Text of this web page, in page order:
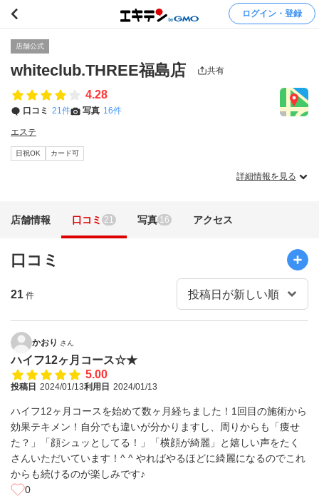
ログイン・登録
店舗公式
whiteclub.THREE福島店 共有
4.28
口コミ 21件 写真 16件
エステ
日祝OK カード可
詳細情報を見る
店舗情報 口コミ 21 写真 16 アクセス
口コミ
21 件
かおり さん
ハイフ12ヶ月コース☆★
5.00
投稿日 2024/01/13利用日 2024/01/13
ハイフ12ヶ月コースを始めて数ヶ月経ちました！1回目の施術から
効果テキメン！自分でも違いが分かりますし、周りからも「痩せ
た？」「顔シュッとしてる！」「横顔が綺麗」と嬉しい声をたく
さんいただいています！^ ^ やればやるほどに綺麗になるのでこれ
からも続けるのが楽しみです♪
0